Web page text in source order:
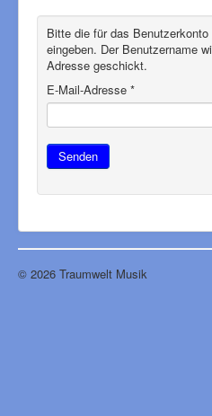
Bitte die für das
eingeben. Der Benutzername
Adresse geschickt.
E-Mail-Adresse *
Senden
© 2026 Traumwelt Musik